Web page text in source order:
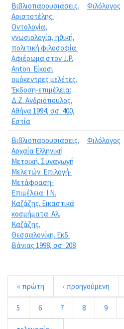
Βιβλιοπαρουσιάσεις.
Αριστοτέλης:
Οντολογία,
γνωσιολογία, ηθική,
πολιτική φιλοσοφία.
Αφιέρωμα στον J.P.
Anton. Είκοσι
ομόκεντρες μελέτες.
Έκδοση-επιμέλεια:
Δ.Ζ. Ανδριόπουλος,
Αθήνα 1994, σσ. 400,
Εστία
Φιλόλογος
Βιβλιοπαρουσιάσεις.
Αρχαία Ελληνική
Μετρική. Συναγωγή
Μελετών. Επιλογή-
Μετάφραση-
Επιμέλεια: Ι.Ν.
Καζάζης. Εικαστικά
κοσμήματα: Αλ.
Καζάζης.
Θεσσαλονίκη. Εκδ.
Βάνιας 1998, σσ. 208
Φιλόλογος
« πρώτη ‹ προηγούμενη
5 6 7 8 9